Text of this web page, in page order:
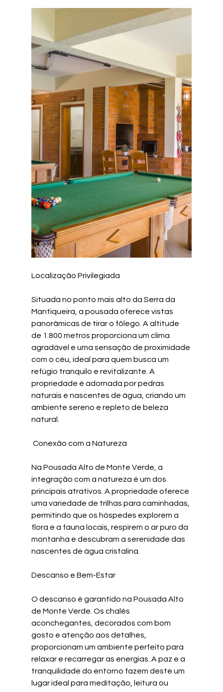
Localização Privilegiada
Situada no ponto mais alto da Serra da
Mantiqueira, a pousada oferece vistas
panorâmicas de tirar o fôlego. A altitude
de 1.800 metros proporciona um clima
agradável e uma sensação de proximidade
com o céu, ideal para quem busca um
refúgio tranquilo e revitalizante. A
propriedade é adornada por pedras
naturais e nascentes de água, criando um
ambiente sereno e repleto de beleza
natural.
Conexão com a Natureza
Na Pousada Alto de Monte Verde, a
integração com a natureza é um dos
principais atrativos. A propriedade oferece
uma variedade de trilhas para caminhadas,
permitindo que os hóspedes explorem a
flora e a fauna locais, respirem o ar puro da
montanha e descubram a serenidade das
nascentes de água cristalina.
Descanso e Bem-Estar
O descanso é garantido na Pousada Alto
de Monte Verde. Os chalés
aconchegantes, decorados com bom
gosto e atenção aos detalhes,
proporcionam um ambiente perfeito para
relaxar e recarregar as energias. A paz e a
tranquilidade do entorno fazem deste um
lugar ideal para meditação, leitura ou